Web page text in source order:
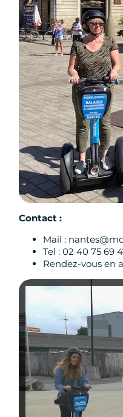
Contact :
Mail :
Tel : 02 40 75 69
Rendez-vous en